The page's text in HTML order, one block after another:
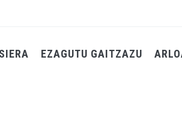
EZAGUTU GAITZAZU